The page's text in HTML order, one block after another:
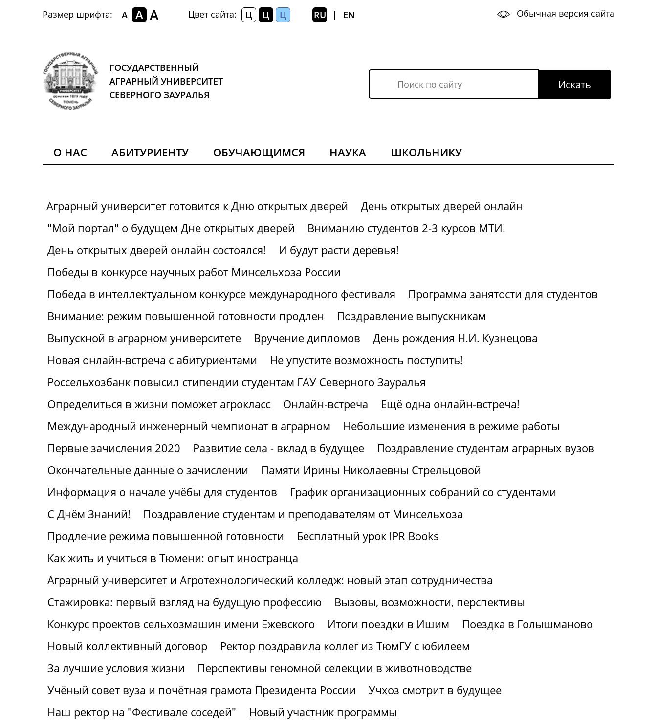
Размер шрифта: A A A Цвет сайта: Ц Ц Ц RU EN Обычная версия сайта
ГОСУДАРСТВЕННЫЙ
АГРАРНЫЙ УНИВЕРСИТЕТ
СЕВЕРНОГО ЗАУРАЛЬЯ
О НАС АБИТУРИЕНТУ ОБУЧАЮЩИМСЯ НАУКА ШКОЛЬНИКУ
Аграрный университет готовится к Дню открытых дверей
День открытых дверей онлайн
"Мой портал" о будущем Дне открытых дверей
Вниманию студентов 2-3 курсов МТИ!
День открытых дверей онлайн состоялся!
И будут расти деревья!
Победы в конкурсе научных работ Минсельхоза России
Победа в интеллектуальном конкурсе международного фестиваля
Программа занятости для студентов
Внимание: режим повышенной готовности продлен
Поздравление выпускникам
Выпускной в аграрном университете
Вручение дипломов
День рождения Н.И. Кузнецова
Новая онлайн-встреча с абитуриентами
Не упустите возможность поступить!
Россельхозбанк повысил стипендии студентам ГАУ Северного Зауралья
Определиться в жизни поможет агрокласс
Онлайн-встреча
Ещё одна онлайн-встреча!
Международный инженерный чемпионат в аграрном
Небольшие изменения в режиме работы
Первые зачисления 2020
Развитие села - вклад в будущее
Поздравление студентам аграрных вузов
Окончательные данные о зачислении
Памяти Ирины Николаевны Стрельцовой
Информация о начале учёбы для студентов
График организационных собраний со студентами
С Днём Знаний!
Поздравление студентам и преподавателям от Минсельхоза
Продление режима повышенной готовности
Бесплатный урок IPR Books
Как жить и учиться в Тюмени: опыт иностранца
Аграрный университет и Агротехнологический колледж: новый этап сотрудничества
Стажировка: первый взгляд на будущую профессию
Вызовы, возможности, перспективы
Конкурс проектов сельхозмашин имени Ежевского
Итоги поездки в Ишим
Поездка в Голышманово
Новый коллективный договор
Ректор поздравила коллег из ТюмГУ с юбилеем
За лучшие условия жизни
Перспективы геномной селекции в животноводстве
Учёный совет вуза и почётная грамота Президента России
Учхоз смотрит в будущее
Наш ректор на "Фестивале соседей"
Новый участник программы